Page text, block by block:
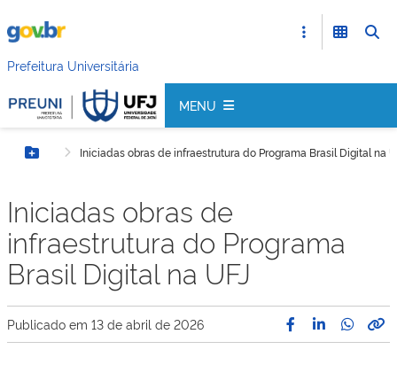
Prefeitura Universitária
MENU
Botão MenuIniciadas obras de infraestrutura do Programa Brasil Digital na
Iniciadas obras de
infraestrutura do Programa
Brasil Digital na UFJ
Publicado em 13 de abril de 2026